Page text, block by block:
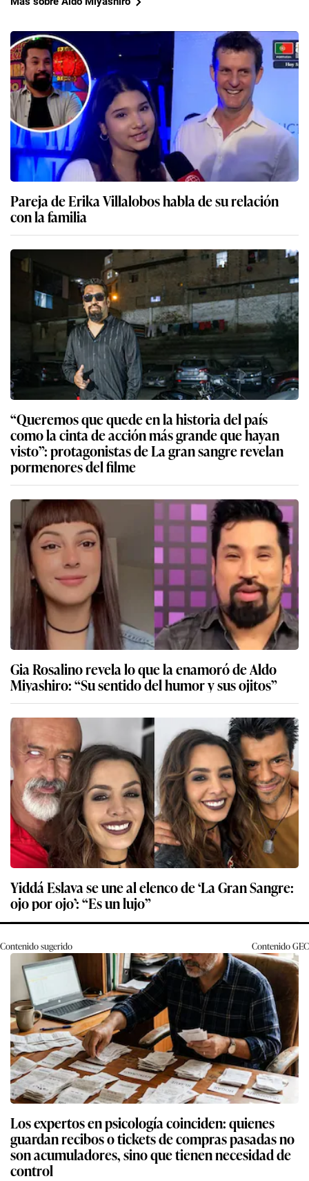
Pareja de Erika Villalobos habla de su relación
con la familia
“Queremos que quede en la historia del país
como la cinta de acción más grande que hayan
visto”: protagonistas de La gran sangre revelan
pormenores del filme
Gia Rosalino revela lo que la enamoró de Aldo
Miyashiro: “Su sentido del humor y sus ojitos”
Yiddá Eslava se une al elenco de ‘La Gran Sangre:
ojo por ojo’: “Es un lujo”
Contenido sugerido ContenidoGEC
Los expertos en psicología coinciden: quienes
guardan recibos o tickets de compras pasadas no
son acumuladores, sino que tienen necesidad de
control